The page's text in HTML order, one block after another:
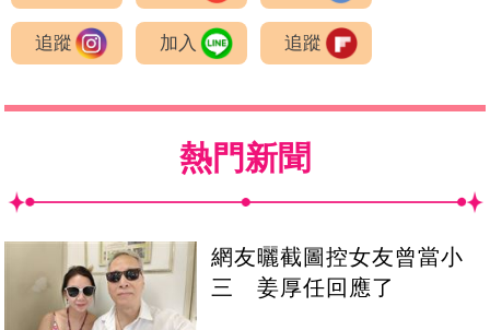
追蹤 加入 追蹤
熱門新聞
網友曬截圖控女友曾當小
三 姜厚任回應了